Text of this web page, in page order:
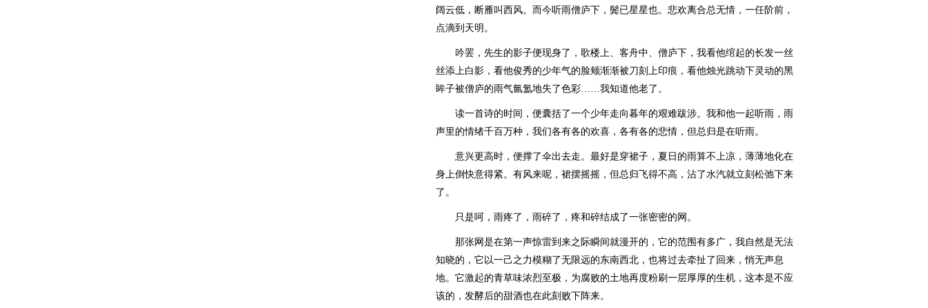
阔云低，断雁叫西风。而今听雨僧庐下，鬓已星星也。悲欢离合总无情，一任阶前，
点滴到天明。
吟罢，先生的影子便现身了，歌楼上、客舟中、僧庐下，我看他绾起的长发一丝
丝添上白影，看他俊秀的少年气的脸颊渐渐被刀刻上印痕，看他烛光跳动下灵动的黑
眸子被僧庐的雨气氤氲地失了色彩……我知道他老了。
读一首诗的时间，便囊括了一个少年走向暮年的艰难跋涉。我和他一起听雨，雨
声里的情绪千百万种，我们各有各的欢喜，各有各的悲情，但总归是在听雨。
意兴更高时，便撑了伞出去走。最好是穿裙子，夏日的雨算不上凉，薄薄地化在
身上倒快意得紧。有风来呢，裙摆摇摇，但总归飞得不高，沾了水汽就立刻松弛下来
了。
只是呵，雨疼了，雨碎了，疼和碎结成了一张密密的网。
那张网是在第一声惊雷到来之际瞬间就漫开的，它的范围有多广，我自然是无法
知晓的，它以一己之力模糊了无限远的东南西北，也将过去牵扯了回来，悄无声息
地。它激起的青草味浓烈至极，为腐败的土地再度粉刷一层厚厚的生机，这本是不应
该的，发酵后的甜酒也在此刻败下阵来。